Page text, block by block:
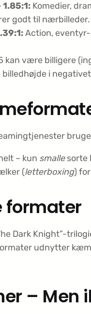
Komedier,
godt til nærbilleder.
Action,
kan være billigere
i
– kun smallesorte
(letterboxing)
formater
Dark Knight”-
udnytter
– Men